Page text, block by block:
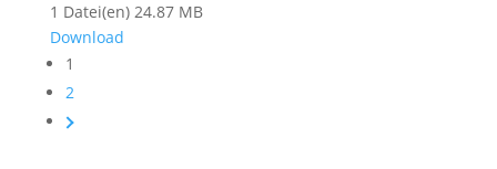
1 Datei(en) 24.87 MB
Download
1
2